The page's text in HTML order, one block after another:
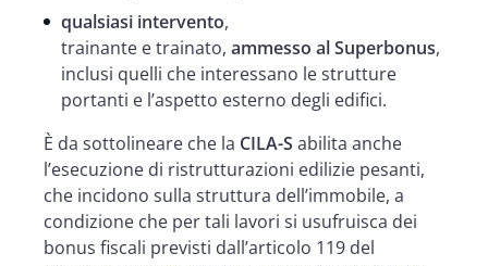
qualsiasi intervento,
trainante e trainato, ammesso al Superbonus,
inclusi quelli che interessano le strutture
portanti e l’aspetto esterno degli edifici.
È da sottolineare che la CILA-S abilita anche
l’esecuzione di ristrutturazioni edilizie pesanti,
che incidono sulla struttura dell’immobile, a
condizione che per tali lavori si usufruisca dei
bonus fiscali previsti dall’articolo 119 del